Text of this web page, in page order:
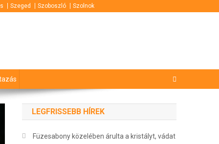
Szeged Szoboszló Szolnok
LEGFRISSEBB HÍREK
Füzesabony közelében árulta a kristályt, vádat